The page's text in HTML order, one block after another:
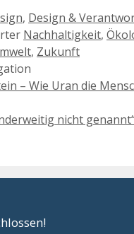
, Design &
Nachhaltigkeit,
, Zukunft
– Wie Uran die
nicht